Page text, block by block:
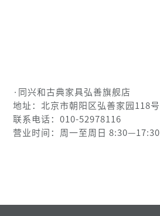
·同兴和古典家具弘善旗舰店
地址：北京市朝阳区弘善家园118号
联系电话：010-52978116
营业时间：周一至周日 8:30—17:30